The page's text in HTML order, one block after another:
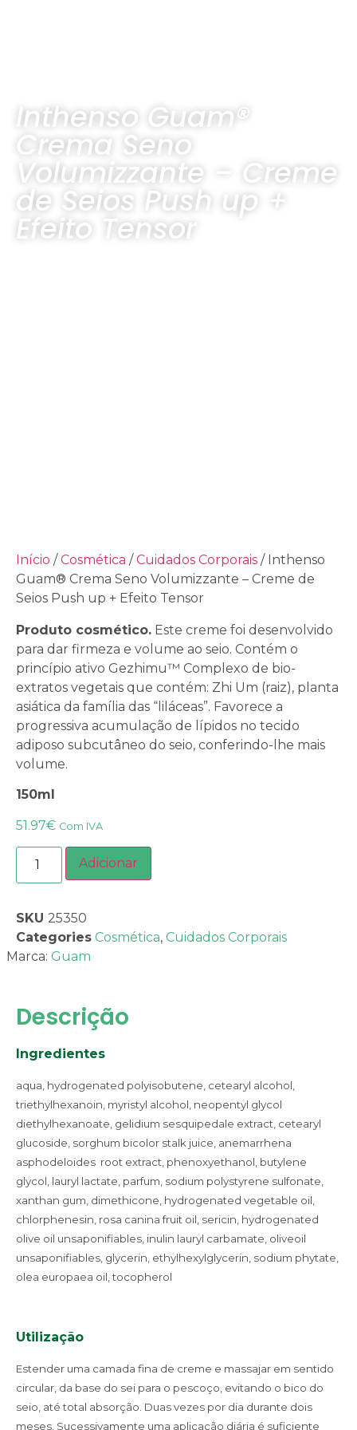
Inthenso Guam®
Crema Seno
Volumizzante – Creme
de Seios Push up +
Efeito Tensor
Início /Cosmética /Cuidados Corporais / Inthenso
Guam® Crema Seno Volumizzante – Creme de
Seios Push up + Efeito Tensor
Produto cosmético. Este creme foi desenvolvido
para dar firmeza e volume ao seio. Contém o
princípio ativo Gezhimu™ Complexo de bio-
extratos vegetais que contém: Zhi Um (raiz), planta
asiática da família das “liláceas”. Favorece a
progressiva acumulação de lípidos no tecido
adiposo subcutâneo do seio, conferindo-lhe mais
volume.
150ml
51.97€ Com IVA
Adicionar
SKU 25350
Categories Cosmética, Cuidados Corporais
Marca: Guam
Descrição
Ingredientes
aqua, hydrogenated polyisobutene, cetearyl alcohol,
triethylhexanoin, myristyl alcohol, neopentyl glycol
diethylhexanoate, gelidium sesquipedale extract, cetearyl
glucoside, sorghum bicolor stalk juice, anemarrhena
asphodeloides root extract, phenoxyethanol, butylene
glycol, lauryl lactate, parfum, sodium polystyrene sulfonate,
xanthan gum, dimethicone, hydrogenated vegetable oil,
chlorphenesin, rosa canina fruit oil, sericin, hydrogenated
olive oil unsaponifiables, inulin lauryl carbamate, oliveoil
unsaponifiables, glycerin, ethylhexylglycerin, sodium phytate,
olea europaea oil, tocopherol
Utilização
Estender uma camada fina de creme e massajar em sentido
circular, da base do sei para o pescoço, evitando o bico do
seio, até total absorção. Duas vezes por dia durante dois
meses. Sucessivamente uma aplicação diária é suficiente